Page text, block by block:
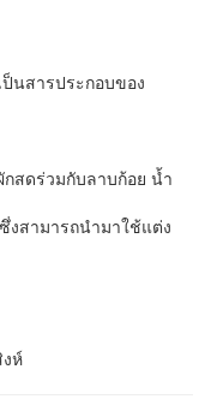
สารประกอบของ
สดร่วมกับลาบก้อย น้ำ
สามารถนำมาใช้แต่ง
ห์